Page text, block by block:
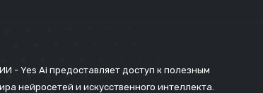
- Yes Ai предоставляет доступ к полезным
нейросетей и искусственного интеллекта.